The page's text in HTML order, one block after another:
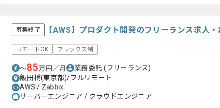
募集終了 【AWS】プロダクト開発のフリーランス求人
リモートOK フレックス制
〜85万円／月 業務委託(フリーランス)
飯田橋(東京都)/フルリモート
AWS / Zabbix
サーバーエンジニア / クラウドエンジニア